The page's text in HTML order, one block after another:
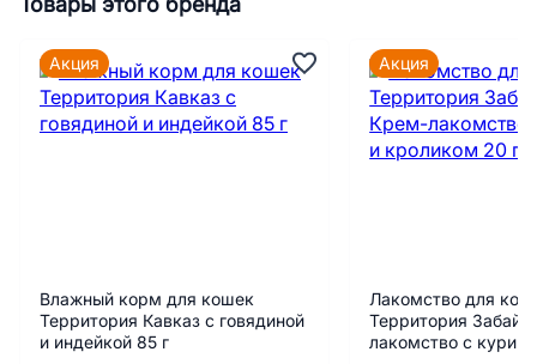
Товары этого бренда
Влажный корм для кошек
Территория Кавказ с говядиной
и индейкой 85 г
Акция
Лакомство для
Территория
лакомство с
Акция